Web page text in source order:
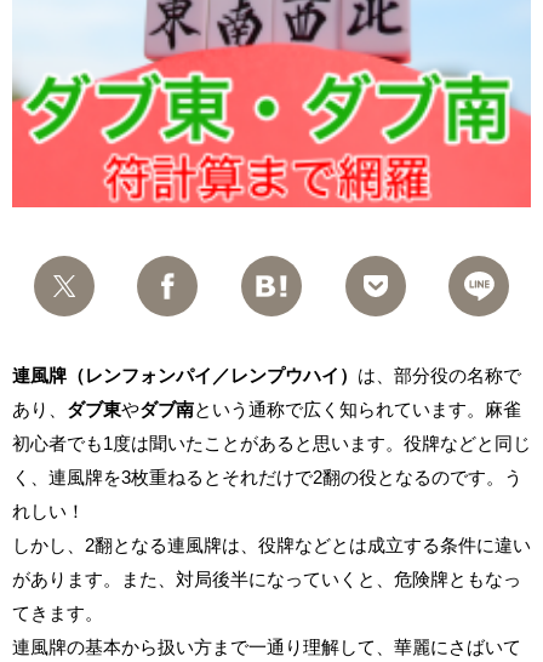
連風牌（レンフォンパイ／レンプウハイ） は、部分役の名称で
あり、 ダブ東やダブ南という通称で広く知られています。麻雀
初心者でも1度は聞いたことがあると思います。役牌などと同じ
く、連風牌を3枚重ねるとそれだけで2翻の役となるのです。う
れしい！
しかし、2翻となる連風牌は、役牌などとは成立する条件に違い
があります。また、対局後半になっていくと、危険牌ともなっ
てきます。
連風牌の基本から扱い方まで一通り理解して、華麗にさばいて